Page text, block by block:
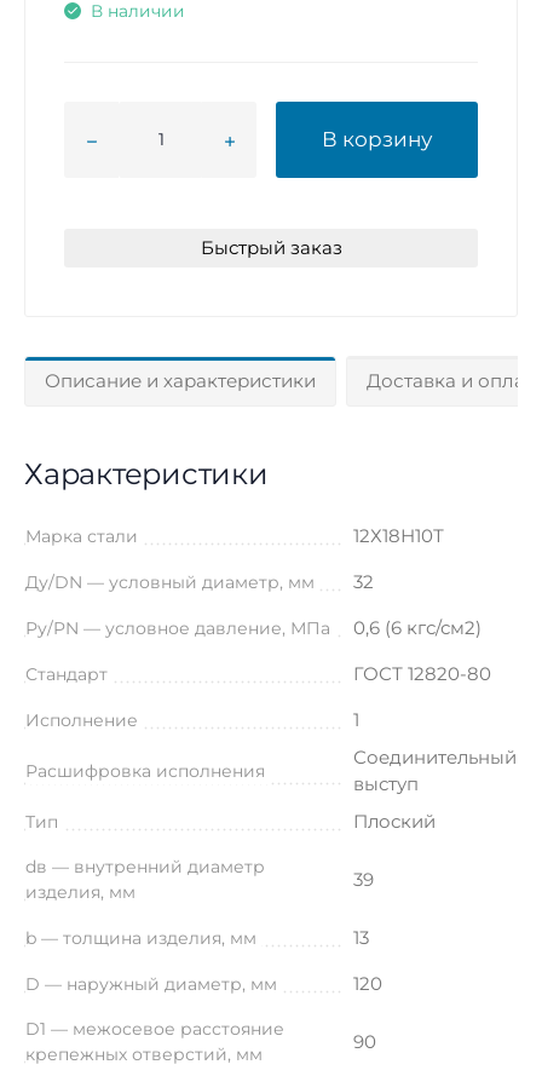
В наличии
В корзину
Быстрый заказ
Описание и характеристики Доставка и
Характеристики
Марка стали 12Х18Н10Т
Ду/DN — условный диаметр, мм 32
Ру/PN — условное давление, МПа 0,6 (6 кгс/см2)
Стандарт ГОСТ 12820-80
Исполнение 1
Расшифровка исполнения
Соединительный
выступ
Тип Плоский
dв — внутренний диаметр
изделия, мм
39
b — толщина изделия, мм 13
D — наружный диаметр, мм 120
D1 — межосевое расстояние
крепежных отверстий, мм
90